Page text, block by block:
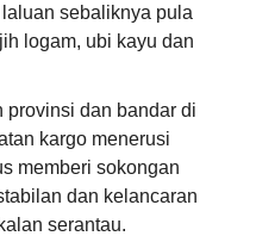
sebaliknya pula
logam, ubi kayu dan
provinsi dan bandar di
kargo menerusi
memberi sokongan
dan kelancaran
serantau.